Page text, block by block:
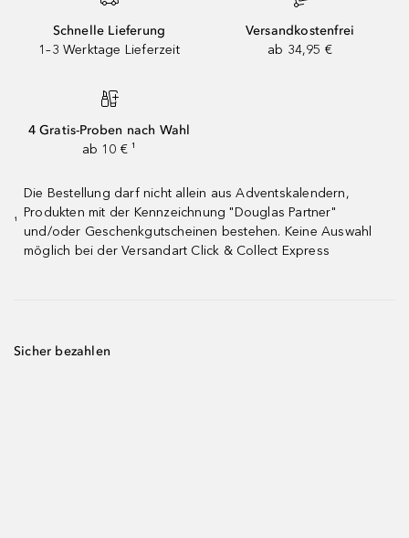
Schnelle Lieferung
1–3 Werktage Lieferzeit
Versandkostenfrei
ab 34,95 €
4 Gratis-Proben nach Wahl
ab 10 € ¹
¹
Die Bestellung darf nicht allein aus Adventskalendern,
Produkten mit der Kennzeichnung "Douglas Partner"
und/oder Geschenkgutscheinen bestehen. Keine Auswahl
möglich bei der Versandart Click & Collect Express
Sicher bezahlen